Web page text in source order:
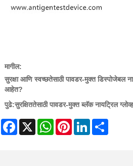
मागील:
सुरक्षा आणि स्वच्छतेसाठी पावडर-मुक्त डिस्पोजेबल
आहेत?
पुढे:सुरक्षिततेसाठी पावडर-मुक्त ब्लॅक नायट्रिल
Facebook
X WhatsAppPinterestLinkedIn